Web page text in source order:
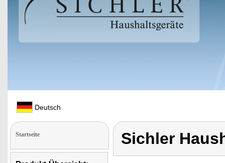
Deutsch
Startseite Sichler